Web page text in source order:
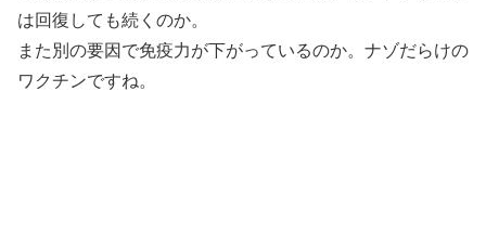
は回復しても続くのか。
また別の要因で免疫力が下がっているのか。ナゾだらけの
ワクチンですね。